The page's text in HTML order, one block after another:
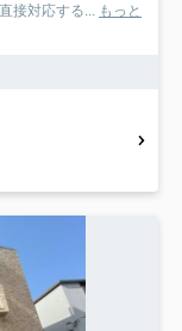
接対応する... もっと